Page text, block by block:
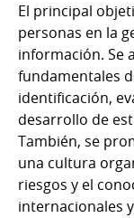
El principal
personas en la
información. Se
fundamentales
identificación,
desarrollo de
También, se
una cultura
riesgos y el
internacionales